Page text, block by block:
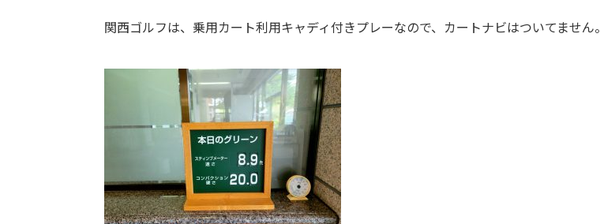
関西ゴルフは、乗用カート利用キャディ付きプレーなので、カートナビはついてません。